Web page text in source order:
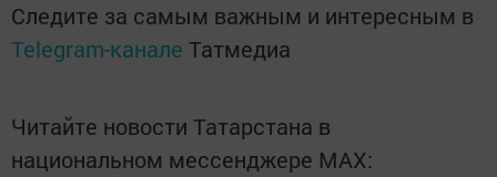
Следите за самым важным и интересным в
Telegram-канале Татмедиа
Читайте новости Татарстана в
национальном мессенджере MАХ: